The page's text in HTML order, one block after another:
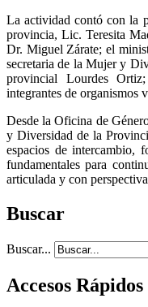
La actividad contó con la
provincia, Lic. Teresita
Dr. Miguel Zárate; el
secretaria de la Mujer y
provincial Lourdes
integrantes de organismos
Desde la Oficina de
y Diversidad de la
espacios de intercambio,
fundamentales para
articulada y con
Buscar
Buscar...
Accesos Rápidos